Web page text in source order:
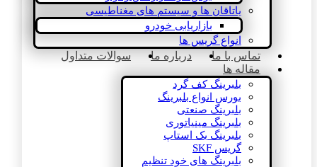
یاتاقان ها و سیستم های مغناطیسی
بازاریابی خودرو
انواع گریس ها
تماس با ما درباره ما
سوالات متداول
مقاله ها
بلبرینگ کف گرد
بورس انواع بلبرینگ
بلبرینگ صنعتی
بلبرینگ مینیاتوری
بلبرینگ بک استاپ
گریس SKF
بلبرینگ های خود تنظیم